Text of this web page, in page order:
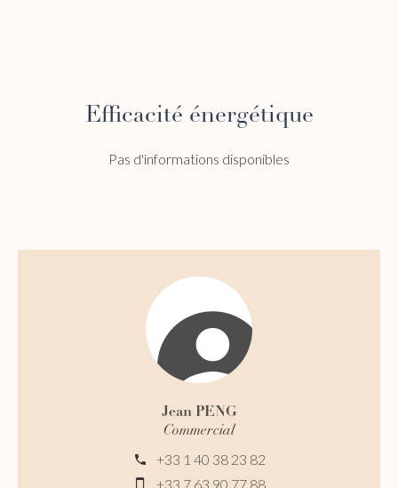
Efficacité énergétique
Pas d'informations disponibles
Jean PENG
Commercial
+33 1 40 38 23 82
+33 7 63 90 77 88